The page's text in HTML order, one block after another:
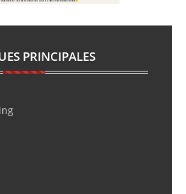
PRINCIPALES